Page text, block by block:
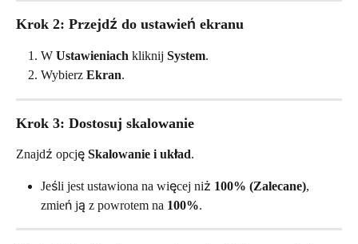
Krok 2: Przejdź do ustawień ekranu
W Ustawieniach kliknij System.
Wybierz Ekran.
Krok 3: Dostosuj skalowanie
Znajdź opcję Skalowanie i układ.
Jeśli jest ustawiona na więcej niż 100% (Zalecane),
zmień ją z powrotem na 100%.